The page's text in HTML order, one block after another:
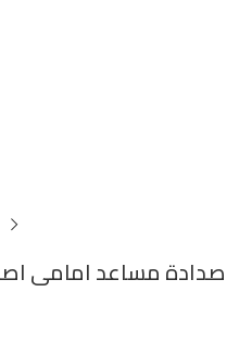
صدادة مساعد امامى